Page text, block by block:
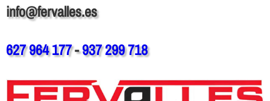
info@fervalles.es
627 964 177-937 299 718